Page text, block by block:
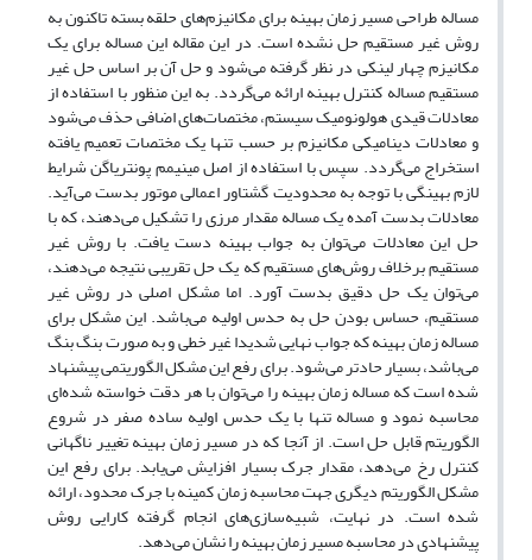
مساله طراحی مسیر زمان بهینه برای مکانیزم‌های حلقه بسته تاکنون به
روش غیر مستقیم حل نشده است. در این مقاله این مساله برای یک
مکانیزم چهار لینکی در نظر گرفته می‌شود و حل آن بر اساس حل غیر
مستقیم مساله کنترل بهینه ارائه می‌گردد. به این منظور با استفاده از
معادلات قیدی هولونومیک سیستم، مختصات‌های اضافی حذف می‌شود
و معادلات دینامیکی مکانیزم بر حسب تنها یک مختصات تعمیم یافته
استخراج می‌گردد. سپس با استفاده از اصل مینیمم پونتریاگن شرایط
لازم بهینگی با توجه به محدودیت گشتاور اعمالی موتور بدست می‌آید.
معادلات بدست آمده یک مساله مقدار مرزی را تشکیل می‌دهند، که با
حل این معادلات می‌توان به جواب بهینه دست یافت. با روش غیر
مستقیم برخلاف روش‌های مستقیم که یک حل تقریبی نتیجه می‌دهند،
می‌توان یک حل دقیق بدست آورد. اما مشکل اصلی در روش غیر
مستقیم، حساس بودن حل به حدس اولیه می‌باشد. این مشکل برای
مساله زمان بهینه که جواب نهایی شدیدا غیر خطی و به صورت بنگ بنگ
می‌باشد، بسیار حاد‌تر می‌شود. برای رفع این مشکل الگوریتمی پیشنهاد
شده است که مساله زمان بهینه را می‌توان با هر دقت خواسته شده‌ای
محاسبه نمود و مساله تنها با یک حدس اولیه ساده صفر در شروع
الگوریتم قابل حل است. از آنجا که در مسیر زمان بهینه تغییر ناگهانی
کنترل رخ می‌دهد، مقدار جرک بسیار افزایش می‌یابد. برای رفع این
مشکل الگوریتم دیگری جهت محاسبه زمان کمینه با جرک محدود، ارائه
شده است. در نهایت، شبیه‌سازی‌های انجام گرفته کارایی روش
پیشنهادی در محاسبه مسیر زمان بهینه را نشان می‌دهد.